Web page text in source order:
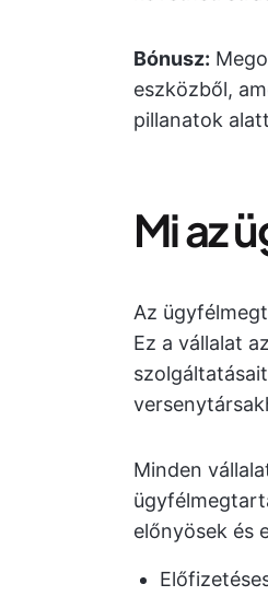
Bónusz:
eszközből,
pillanatok
Mi az
Az
Ez a vállalat
Minden
előnyösek és